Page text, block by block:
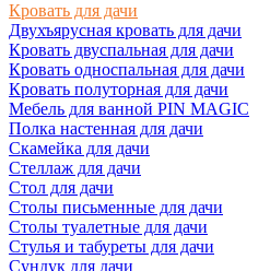
Кровать для дачи
Двухъярусная кровать для дачи
Кровать двуспальная для дачи
Кровать односпальная для дачи
Кровать полуторная для дачи
Мебель для ванной PIN MAGIC
Полка настенная для дачи
Скамейка для дачи
Стеллаж для дачи
Стол для дачи
Столы письменные для дачи
Столы туалетные для дачи
Стулья и табуреты для дачи
Сундук для дачи